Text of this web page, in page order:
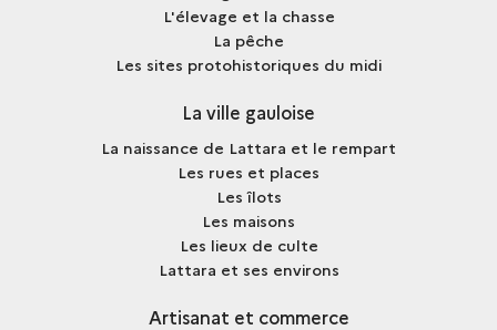
L'élevage et la chasse
La pêche
Les sites protohistoriques du midi
La ville gauloise
La naissance de Lattara et le rempart
Les rues et places
Les îlots
Les maisons
Les lieux de culte
Lattara et ses environs
Artisanat et commerce